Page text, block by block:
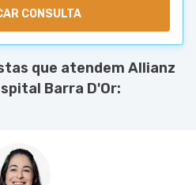
CONSULTA
que atendem Allianz
Barra D'Or: